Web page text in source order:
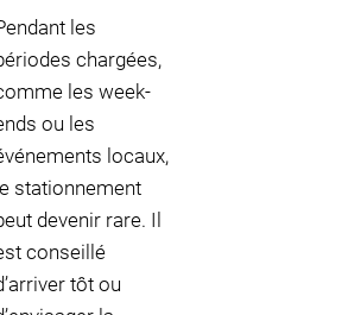
les
chargées,
les week-
ou les
locaux,
le stationnement
devenir rare. Il
conseillé
tôt ou